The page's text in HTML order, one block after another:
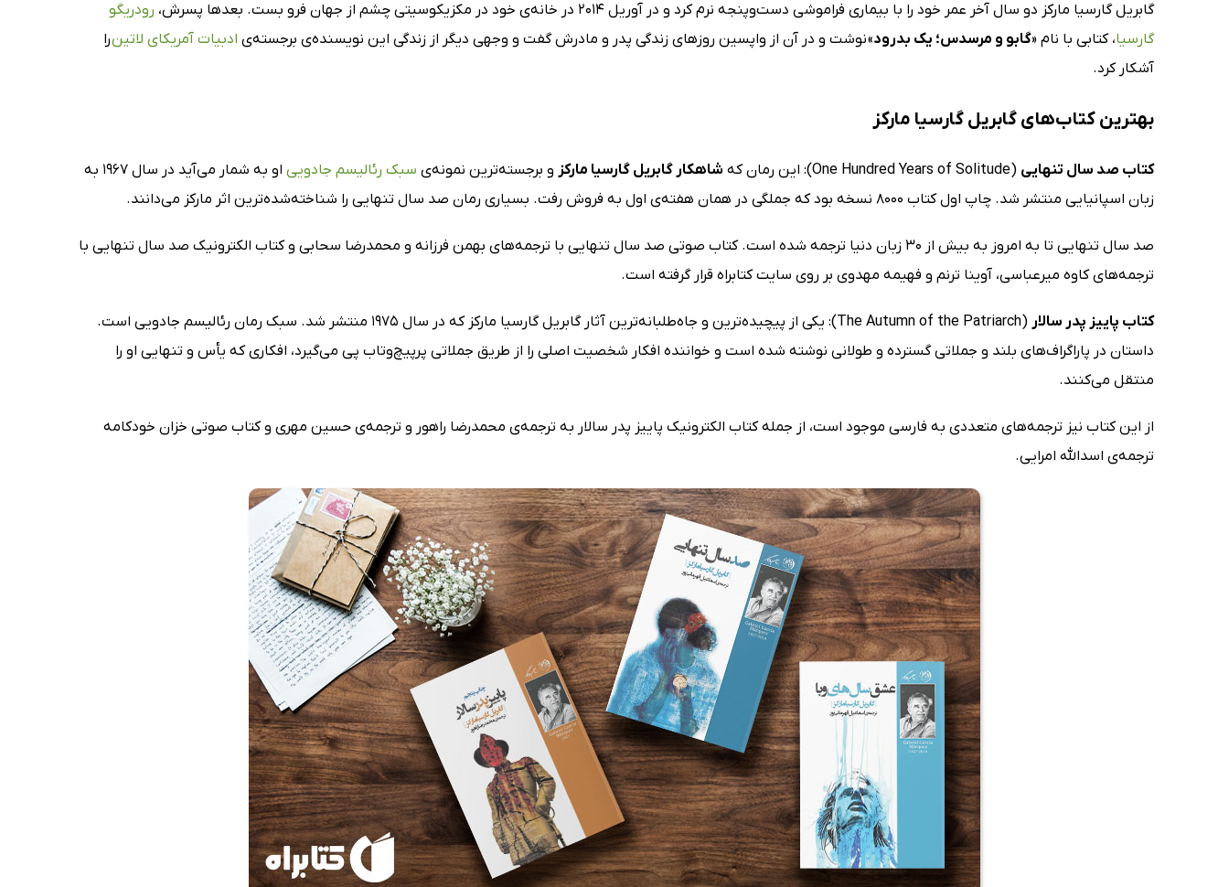
گابریل گارسیا مارکز دو سال آخر عمر خود را با بیماری فراموشی دست‌وپنجه نرم کرد و در آوریل 2014 در خانه‌ی خود در مکزیکوسیتی چشم از جهان فرو بست. بعدها پسرش،
رودریگو
گارسیا، کتابی با نام «گابو و مرسدس؛ یک بدرود» نوشت و در آن از واپسین روزهای زندگی پدر و مادرش گفت و وجهی دیگر از زندگی این نویسنده‌ی برجسته‌ی ادبیات آمریکای لاتینرا
آشکار کرد.
بهترین کتاب‌های گابریل گارسیا مارکز
کتاب صد سال تنهایی (One Hundred Years of Solitude): این رمان که شاهکار گابریل گارسیا مارکز و برجسته‌ترین نمونه‌ی سبک رئالیسم جادویی
او به شمار می‌آید در سال 1967 به
زبان اسپانیایی منتشر شد. چاپ اول کتاب 8000 نسخه بود که جملگی در همان هفته‌ی اول به فروش رفت. بسیاری رمان صد سال تنهایی را شناخته‌شده‌ترین اثر مارکز می‌دانند.
صد سال تنهایی تا به امروز به بیش از 30 زبان دنیا ترجمه شده است. کتاب صوتی صد سال تنهایی با ترجمه‌های بهمن فرزانه و محمدرضا سحابی و کتاب الکترونیک صد سال تنهایی با
ترجمه‌های کاوه میرعباسی، آوینا ترنم و فهیمه مهدوی بر روی سایت کتابراه قرار گرفته است.
کتاب پاییز پدر سالار
(The Autumn of the Patriarch): یکی از پیچیده‌ترین و جاه‌طلبانه‌ترین آثار گابریل گارسیا مارکز که در سال 1975 منتشر شد. سبک رمان رئالیسم جادویی است.
داستان در پاراگراف‌های بلند و جملاتی گسترده و طولانی نوشته شده است و خواننده افکار شخصیت اصلی را از طریق جملاتی پرپیچ‌وتاب پی می‌گیرد، افکاری که یأس و تنهایی او را
منتقل می‌کنند.
از این کتاب نیز ترجمه‌های متعددی به فارسی موجود است، از جمله کتاب الکترونیک پاییز پدر سالار به ترجمه‌ی محمدرضا راهور و ترجمه‌ی حسین مهری و کتاب صوتی خزان خودکامه
ترجمه‌ی اسدالله امرایی.